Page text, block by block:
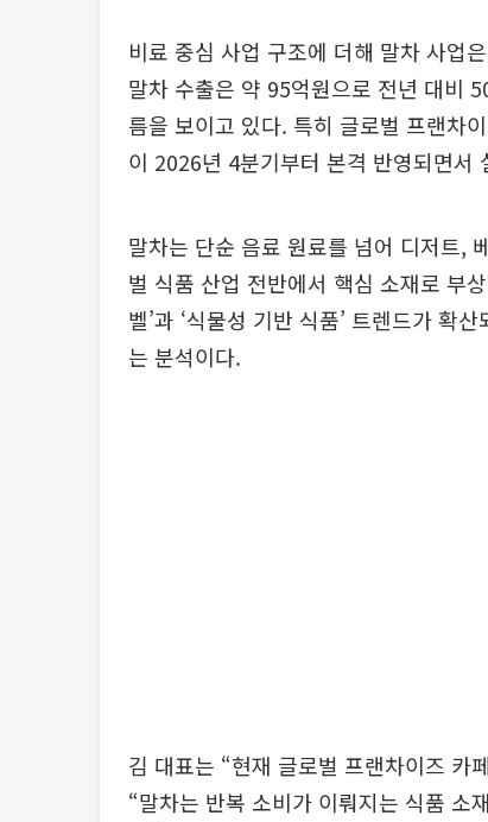
비료 중심 사업 구조에 더해 말차 사업
말차 수출은 약 95억원으로 전년 대비
름을 보이고 있다. 특히 글로벌 프랜차
이 2026년 4분기부터 본격 반영되면서
말차는 단순 음료 원료를 넘어 디저트,
벌 식품 산업 전반에서 핵심 소재로 부
벨’과 ‘식물성 기반 식품’ 트렌드가 확
는 분석이다.
김 대표는 “현재 글로벌 프랜차이즈 카
“말차는 반복 소비가 이뤄지는 식품 소